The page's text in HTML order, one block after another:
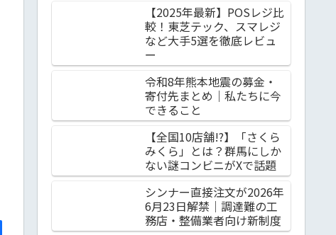
【2025年最新】POSレジ比
較！東芝テック、スマレジ
など大手5選を徹底レビュ
ー
令和8年熊本地震の募金・
寄付先まとめ｜私たちに今
できること
【全国10店舗!?】「さくら
みくら」とは？群馬にしか
ない謎コンビニがXで話題
シンナー直接注文が2026年
6月23日解禁｜調達難の工
務店・整備業者向け新制度